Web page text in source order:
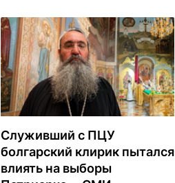
Служивший с ПЦУ
болгарский клирик пытался
влиять на выборы